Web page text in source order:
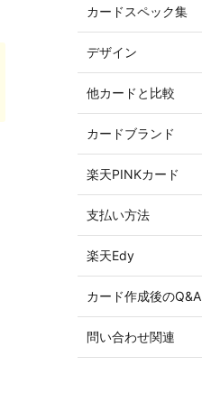
カードスペック集
デザイン
他カードと比較
カードブランド
楽天PINKカード
支払い方法
楽天Edy
カード作成後のQ&A
問い合わせ関連